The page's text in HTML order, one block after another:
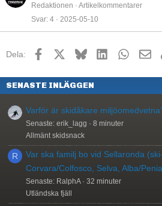
Redaktionen
Artikelkommentarer
Svar 4 2025-05-10
Dela: Facebook BlueskyLinkedIn E-
SENASTE INLÄGGEN
Varför är skidåkare
Senaste: erik_lagg
8 minuter
Allmänt skidsnack
R
Var ska familj bo vid Sellaronda
Corvara/Colfosco, Selva, Alba/Penia
Senaste: RalphA
32 minuter
Utländska fjäll